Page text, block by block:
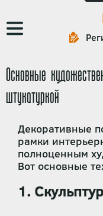
Основная
навигация
Основные
штукатуркой
Декоративные
рамки
полноценным
Вот основные
1.